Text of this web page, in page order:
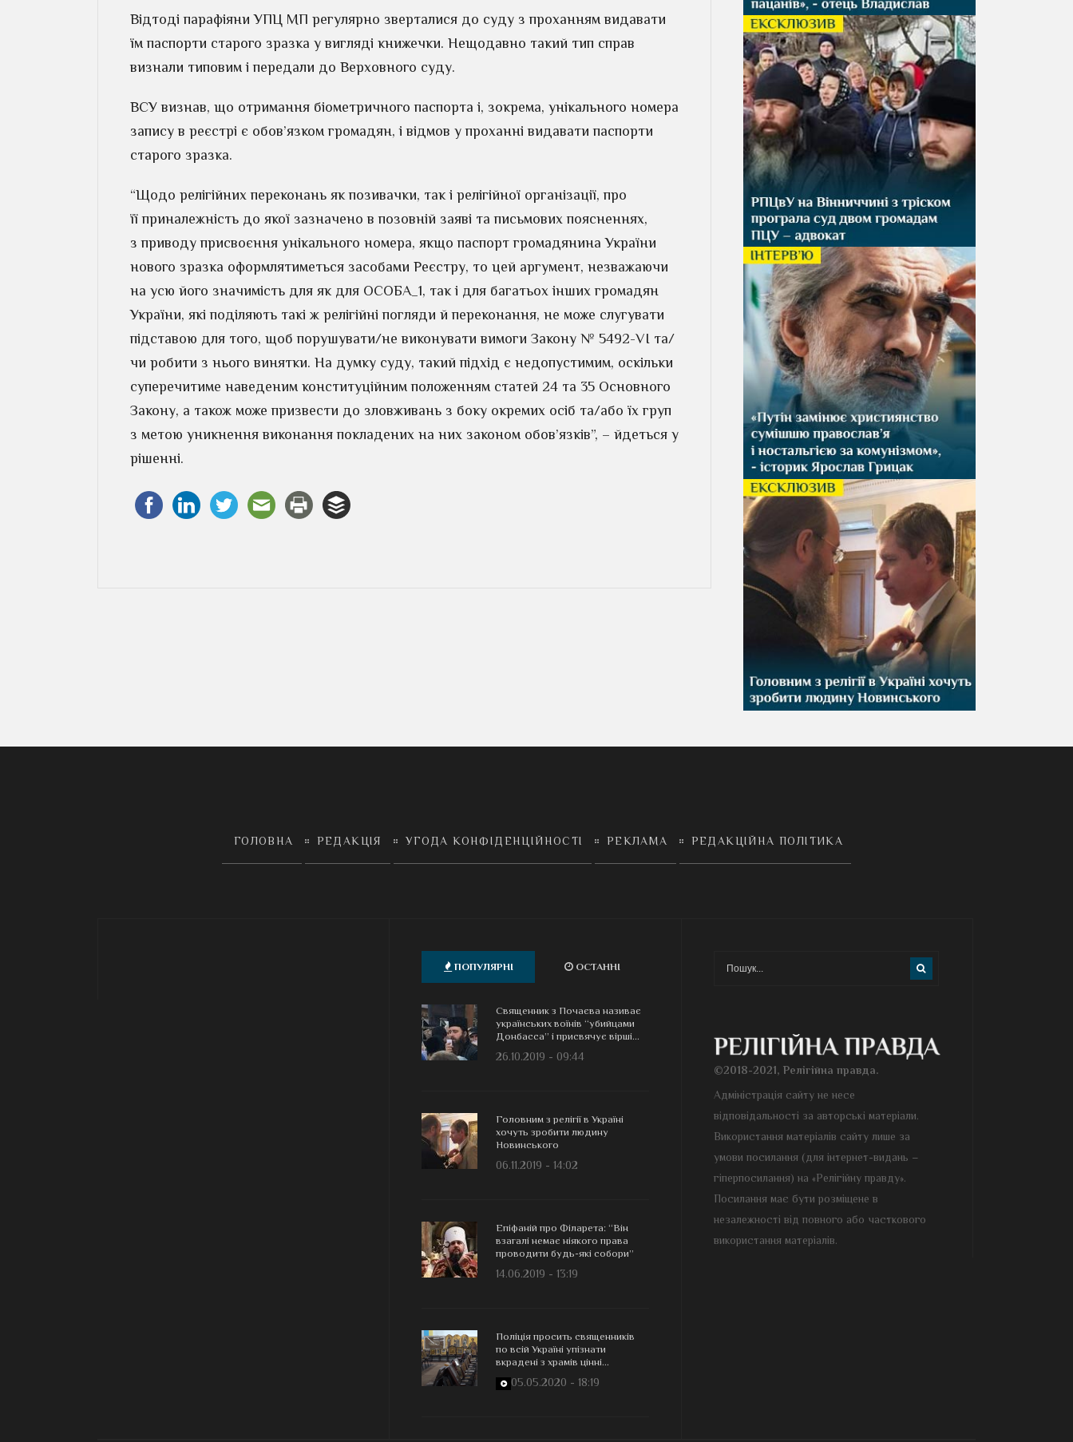
Відтоді парафіяни УПЦ МП регулярно зверталися до суду з проханням видавати
їм паспорти старого зразка у вигляді книжечки. Нещодавно такий тип справ
визнали типовим і передали до Верховного суду.
ВСУ визнав, що отримання біометричного паспорта і, зокрема, унікального номера
запису в реєстрі є обов’язком громадян, і відмов у проханні видавати паспорти
старого зразка.
“Щодо релігійних переконань як позивачки, так і релігійної організації, про
її приналежність до якої зазначено в позовній заяві та письмових поясненнях,
з приводу присвоєння унікального номера, якщо паспорт громадянина України
нового зразка оформлятиметься засобами Реєстру, то цей аргумент, незважаючи
на усю його значимість для як для ОСОБА_1, так і для багатьох інших громадян
України, які поділяють такі ж релігійні погляди й переконання, не може слугувати
підставою для того, щоб порушувати/не виконувати вимоги Закону № 5492-VI та/
чи робити з нього винятки. На думку суду, такий підхід є недопустимим, оскільки
суперечитиме наведеним конституційним положенням статей 24 та 35 Основного
Закону, а також може призвести до зловживань з боку окремих осіб та/або їх груп
з метою уникнення виконання покладених на них законом обов’язків”, – йдеться у
рішенні.
ГОЛОВНА РЕДАКЦІЯ УГОДА КОНФІДЕНЦІЙНОСТІ РЕКЛАМА РЕДАКЦІЙНА ПОЛІТИКА
ПОПУЛЯРНІ ОСТАННІ
Священник з Почаєва називає
українських воїнів “убийцами
Донбасса” і присвячує вірші...
26.10.2019 - 09:44
Головним з релігії в Україні
хочуть зробити людину
Новинського
06.11.2019 - 14:02
Епіфаній про Філарета: “Він
взагалі немає ніякого права
проводити будь-які собори”
14.06.2019 - 13:19
Поліція просить священників
по всій Україні упізнати
вкрадені з храмів цінні...
05.05.2020 - 18:19
©2018-2021, Релігійна правда.
Адміністрація сайту не несе
відповідальності за авторські матеріали.
Використання матеріалів сайту лише за
умови посилання (для інтернет-видань –
гіперпосилання) на «Релігійну правду».
Посилання має бути розміщене в
незалежності від повного або часткового
використання матеріалів.